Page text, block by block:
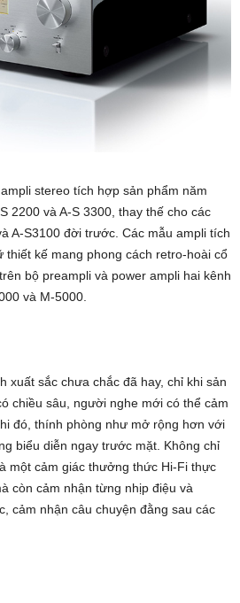
stereo tích hợp sản phẩm năm
2200 và A-S 3300, thay thế cho các
A-S3100 đời trước. Các mẫu ampli tích
thiết kế mang phong cách retro-hoài cổ
bộ preampli và power ampli hai kênh
và M-5000.
xuất sắc chưa chắc đã hay, chỉ khi sản
chiều sâu, người nghe mới có thể cảm
đó, thính phòng như mở rộng hơn với
biểu diễn ngay trước mặt. Không chỉ
một cảm giác thưởng thức Hi-Fi thực
còn cảm nhận từng nhịp điệu và
cảm nhận câu chuyện đằng sau các